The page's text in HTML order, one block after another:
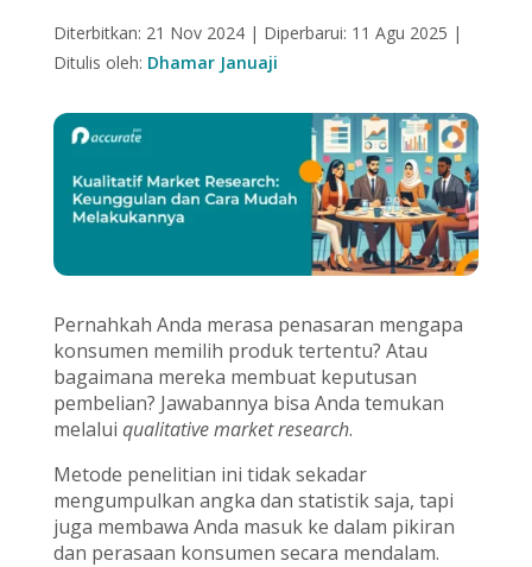
Diterbitkan: 21 Nov 2024 | Diperbarui: 11 Agu 2025 |
Ditulis oleh: Dhamar Januaji
Pernahkah Anda merasa penasaran mengapa
konsumen memilih produk tertentu? Atau
bagaimana mereka membuat keputusan
pembelian? Jawabannya bisa Anda temukan
melalui qualitative market research.
Metode penelitian ini tidak sekadar
mengumpulkan angka dan statistik saja, tapi
juga membawa Anda masuk ke dalam pikiran
dan perasaan konsumen secara mendalam.